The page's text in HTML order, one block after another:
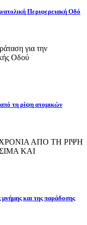
Περιφερειακή Οδό
για την
Οδού
τη ρίψη ατομικών
ΧΡΟΝΙΑ ΑΠΟ ΤΗ ΡΙΨΗ
ΚΑΙ
και της παράδοσης